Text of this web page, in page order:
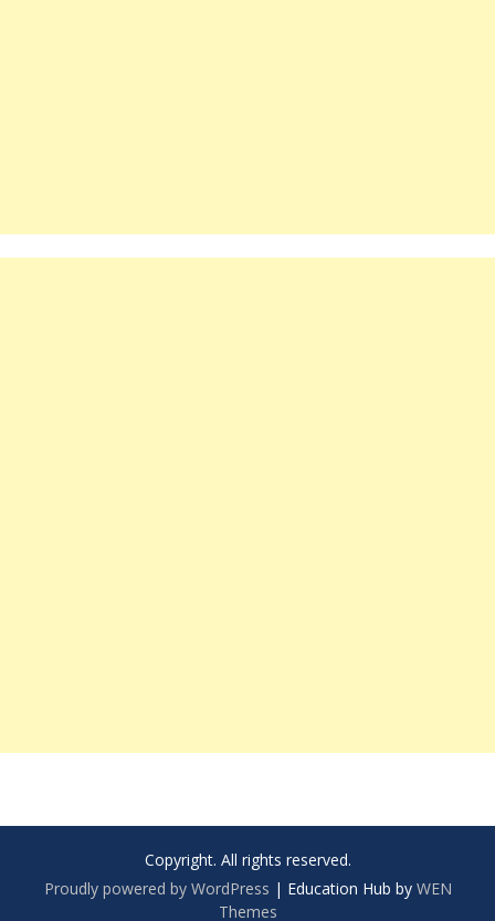
Copyright. All rights reserved.
Proudly powered by WordPress | Education Hub by WEN
Themes